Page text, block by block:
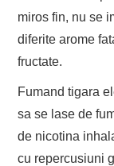
miros fin, nu se
diferite arome
fructate.
Fumand tigara
sa se lase de
de nicotina
cu repercusiuni